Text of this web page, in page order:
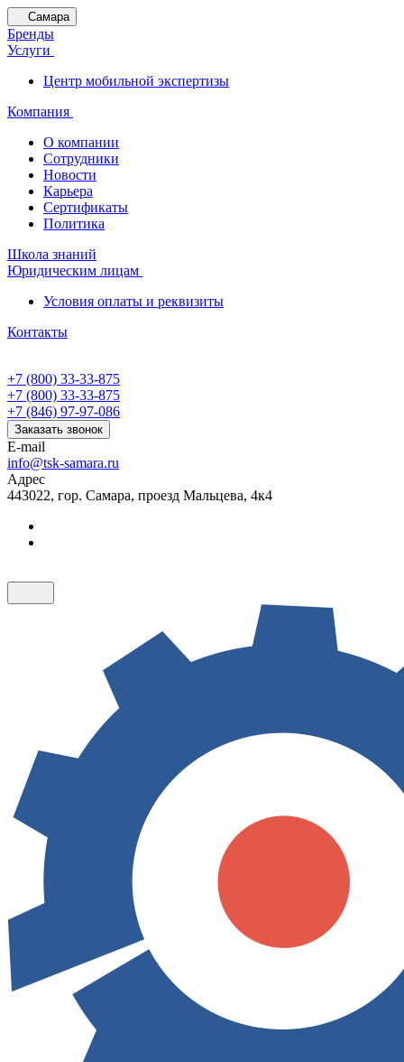
Самара
Бренды
Услуги
Центр мобильной экспертизы
Компания
О компании
Сотрудники
Новости
Карьера
Сертификаты
Политика
Школа знаний
Юридическим лицам
Условия оплаты и реквизиты
Контакты
+7 (800) 33-33-875
+7 (800) 33-33-875
+7 (846) 97-97-086
Заказать звонок
E-mail
info@tsk-samara.ru
Адрес
443022, гор. Самара, проезд Мальцева, 4к4